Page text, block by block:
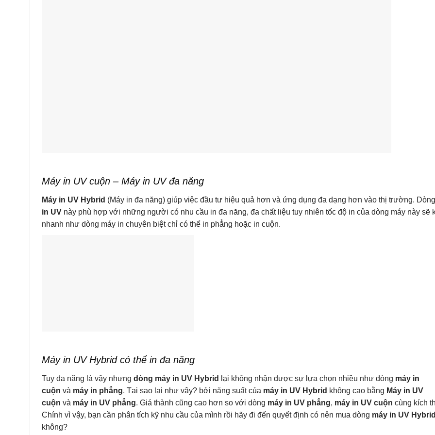
Máy in UV cuộn – Máy in UV đa năng
Máy in UV Hybrid (Máy in đa năng) giúp việc đầu tư hiệu quả hơn và ứng dụng đa dạng hơn vào thị trường. Dòng
in UV này phù hợp với những người có nhu cầu in đa năng, đa chất liệu tuy nhiên tốc độ in của dòng máy này sẽ
nhanh như dòng máy in chuyên biệt chỉ có thể in phẳng hoặc in cuộn.
Máy in UV Hybrid có thể in đa năng
Tuy đa năng là vậy nhưng dòng máy in UV Hybrid lại không nhận được sự lựa chọn nhiều như dòng máy in
cuộn và máy in phẳng. Tại sao lại như vậy? bởi năng suất của máy in UV Hybrid không cao bằng Máy in UV
cuộn và máy in UV phẳng. Giá thành cũng cao hơn so với dòng máy in UV phẳng, máy in UV cuộn cùng kích
Chính vì vậy, bạn cần phân tích kỹ nhu cầu của mình rồi hãy đi đến quyết định có nên mua dòng máy in UV Hybrid
không?